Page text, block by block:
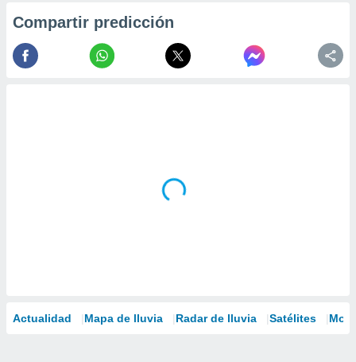
Compartir predicción
Actualidad Mapa de lluvia Radar de lluvia Satélites